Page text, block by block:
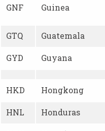
GNF Guinea
GTQ Guatemala
GYD Guyana
HKD Hongkong
HNL Honduras